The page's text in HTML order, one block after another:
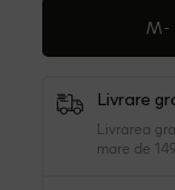
M-
Livrare
Livrarea
mare de